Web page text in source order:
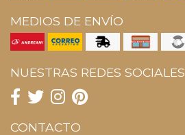
MEDIOS DE ENVÍO
NUESTRAS REDES SOCIALES
CONTACTO